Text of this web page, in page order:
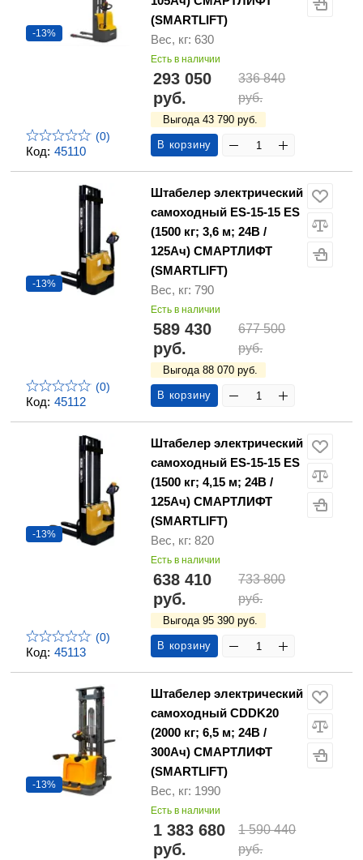
Код: 45110
-13%
(0)
(SMARTLIFT)
Вес, кг: 630
Есть в наличии
293 050
руб.
336 840
руб.
Выгода 43 790 руб.
В корзину
Код: 45112
-13%
(0)
Штабелер электрический
самоходный ES-15-15 ES
(1500 кг; 3,6 м; 24В /
125Ач) СМАРТЛИФТ
(SMARTLIFT)
Вес, кг: 790
Есть в наличии
589 430
руб.
677 500
руб.
Выгода 88 070 руб.
В корзину
Код: 45113
-13%
(0)
Штабелер электрический
самоходный ES-15-15 ES
(1500 кг; 4,15 м; 24В /
125Ач) СМАРТЛИФТ
(SMARTLIFT)
Вес, кг: 820
Есть в наличии
638 410
руб.
733 800
руб.
Выгода 95 390 руб.
В корзину
-13%
Штабелер электрический
самоходный CDDK20
(2000 кг; 6,5 м; 24В /
300Ач) СМАРТЛИФТ
(SMARTLIFT)
Вес, кг: 1990
Есть в наличии
1 383 680
руб.
1 590 440
руб.